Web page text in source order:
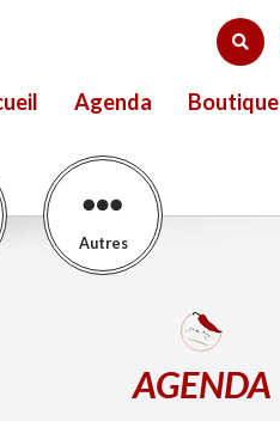
Agenda Boutique
Autres
AGENDA